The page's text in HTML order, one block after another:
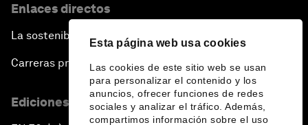
Esta página web usa cookies
Las cookies de este sitio web se usan
para personalizar el contenido y los
anuncios, ofrecer funciones de redes
sociales y analizar el tráfico. Además,
compartimos información sobre el uso
Enlaces directos
La sostenibilidad en el Foro
Carreras profesionales
Ediciones en otros idiomas